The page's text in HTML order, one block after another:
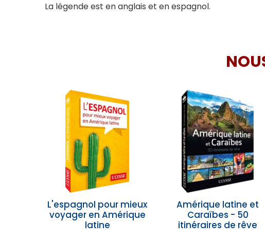
La légende est en anglais et en espagnol.
L'espagnol pour mieux
voyager en Amérique
latine
Amérique latine et
Caraïbes - 50
itinéraires de rêve